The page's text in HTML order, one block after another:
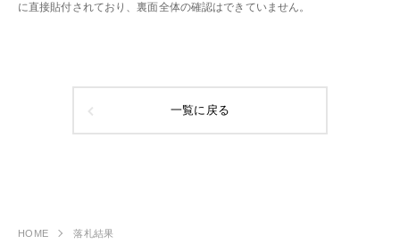
に直接貼付されており、裏面全体の確認はできていません。
一覧に戻る
HOME 落札結果